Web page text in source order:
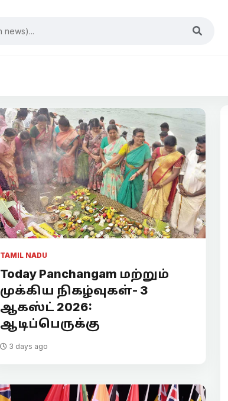
TAMIL NADU
Today Panchangam மற்றும்
முக்கிய நிகழ்வுகள்- 3
ஆகஸ்ட் 2026:
ஆடிப்பெருக்கு
3 days ago